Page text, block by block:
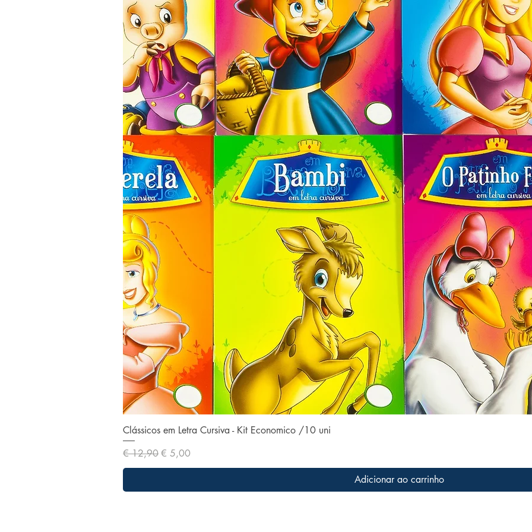
Clássicos em Letra Cursiva - Kit Economico /10 uni
Preço normal
€ 12,90Preço promocional
€ 5,00
Adicionar ao carrinho